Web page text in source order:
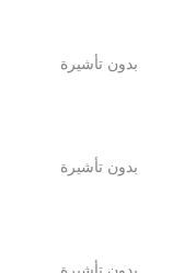
بدون تأشيرة
بدون تأشيرة